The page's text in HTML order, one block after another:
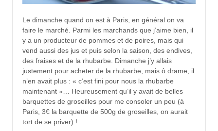
Le dimanche quand on est à Paris, en général on va
faire le marché. Parmi les marchands que j’aime bien, il
y a un producteur de pommes et de poires, mais qui
vend aussi des jus et puis selon la saison, des endives,
des fraises et de la rhubarbe. Dimanche j’y allais
justement pour acheter de la rhubarbe, mais ô drame, il
n’en avait plus : « c’est fini pour nous la rhubarbe
maintenant »… Heureusement qu’il y avait de belles
barquettes de groseilles pour me consoler un peu (à
Paris, 3€ la barquette de 500g de groseilles, on aurait
tort de se priver) !